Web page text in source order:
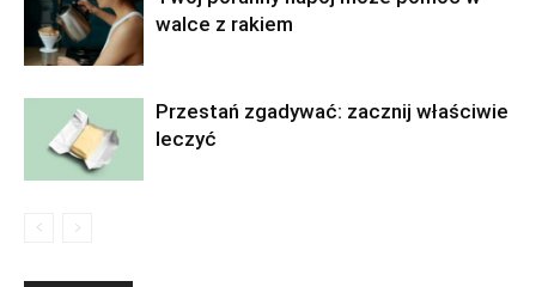
walce z rakiem
Przestań zgadywać: zacznij właściwie
leczyć